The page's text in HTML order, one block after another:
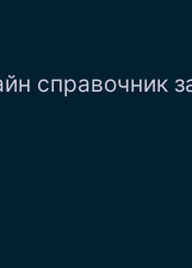
справочник